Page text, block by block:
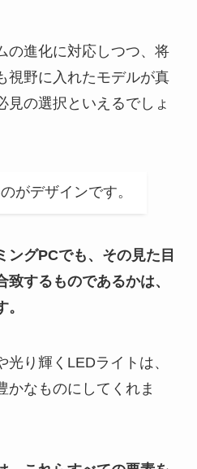
の進化に対応しつつ、将
視野に入れたモデルが真
見の選択といえるでしょ
がデザインです。
ングPCでも、その見た目
するものであるかは、
り輝くLEDライトは、
かなものにしてくれま